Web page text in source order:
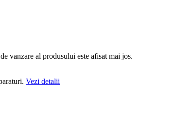
vanzare al produsului este afisat mai jos.
Vezi detalii